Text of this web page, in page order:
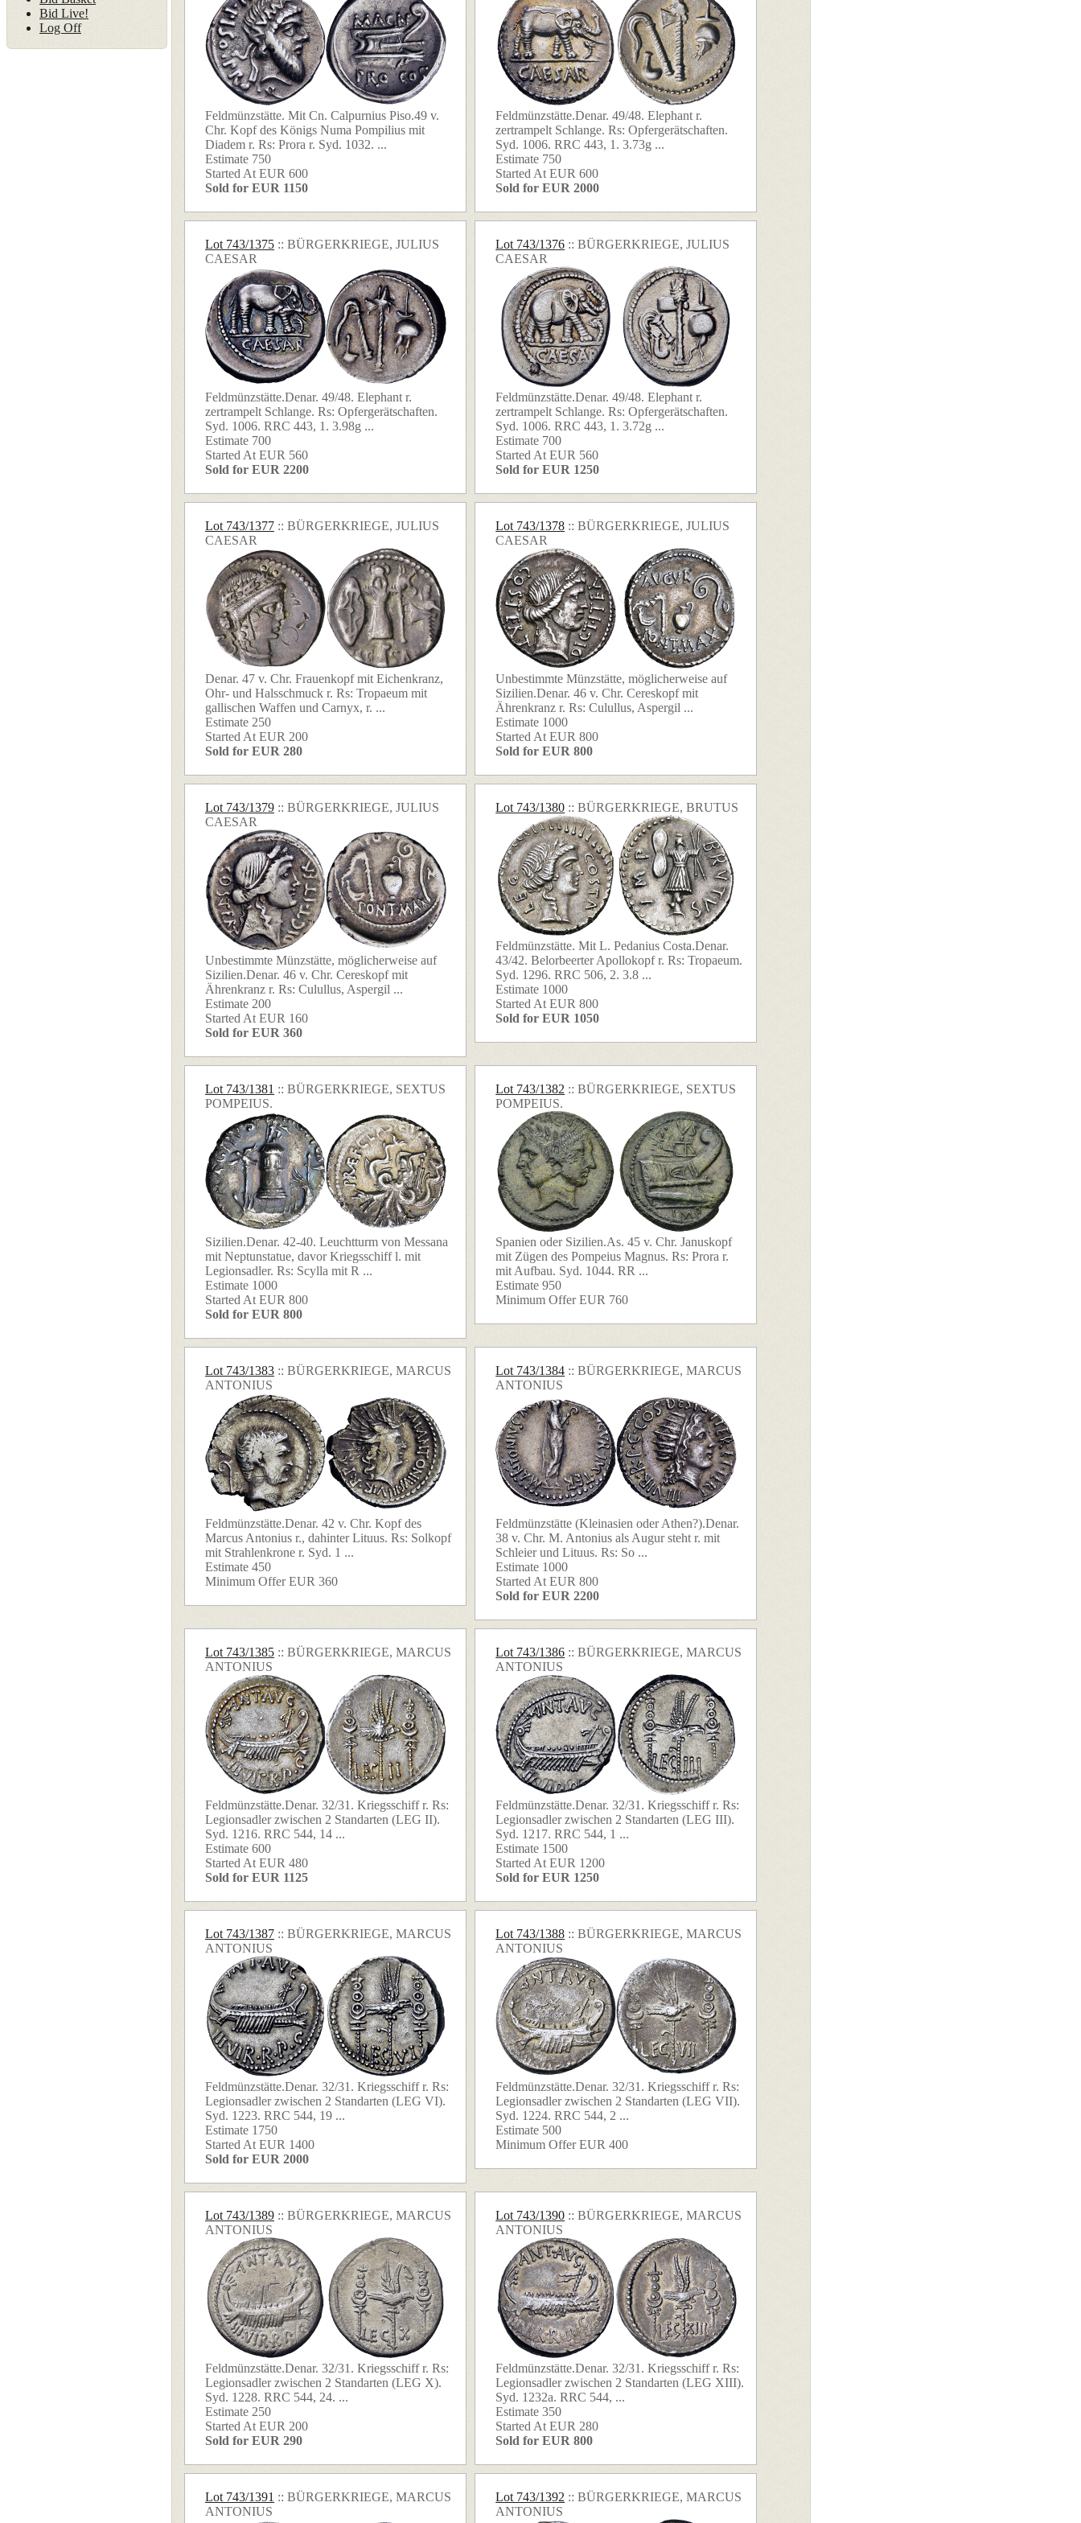
Feldmünzstätte. Mit Cn. Calpurnius Piso.49 v.
Chr. Kopf des Königs Numa Pompilius mit
Diadem r. Rs: Prora r. Syd. 1032. ...
Estimate 750
Started At EUR 600
Sold for EUR 1150
Feldmünzstätte.Denar. 49/48. Elephant r.
zertrampelt Schlange. Rs: Opfergerätschaften.
Syd. 1006. RRC 443, 1. 3.73g ...
Estimate 750
Started At EUR 600
Sold for EUR 2000
Lot 743/1375 :: BÜRGERKRIEGE, JULIUS
CAESAR
Feldmünzstätte.Denar. 49/48. Elephant r.
zertrampelt Schlange. Rs: Opfergerätschaften.
Syd. 1006. RRC 443, 1. 3.98g ...
Estimate 700
Started At EUR 560
Sold for EUR 2200
Lot 743/1376 :: BÜRGERKRIEGE, JULIUS
CAESAR
Feldmünzstätte.Denar. 49/48. Elephant r.
zertrampelt Schlange. Rs: Opfergerätschaften.
Syd. 1006. RRC 443, 1. 3.72g ...
Estimate 700
Started At EUR 560
Sold for EUR 1250
Lot 743/1377 :: BÜRGERKRIEGE, JULIUS
CAESAR
Denar. 47 v. Chr. Frauenkopf mit Eichenkranz,
Ohr- und Halsschmuck r. Rs: Tropaeum mit
gallischen Waffen und Carnyx, r. ...
Estimate 250
Started At EUR 200
Sold for EUR 280
Lot 743/1378 :: BÜRGERKRIEGE, JULIUS
CAESAR
Unbestimmte Münzstätte, möglicherweise auf
Sizilien.Denar. 46 v. Chr. Cereskopf mit
Ährenkranz r. Rs: Culullus, Aspergil ...
Estimate 1000
Started At EUR 800
Sold for EUR 800
Lot 743/1379 :: BÜRGERKRIEGE, JULIUS
CAESAR
Unbestimmte Münzstätte, möglicherweise auf
Sizilien.Denar. 46 v. Chr. Cereskopf mit
Ährenkranz r. Rs: Culullus, Aspergil ...
Estimate 200
Started At EUR 160
Sold for EUR 360
Lot 743/1380 :: BÜRGERKRIEGE, BRUTUS
Feldmünzstätte. Mit L. Pedanius Costa.Denar.
43/42. Belorbeerter Apollokopf r. Rs: Tropaeum.
Syd. 1296. RRC 506, 2. 3.8 ...
Estimate 1000
Started At EUR 800
Sold for EUR 1050
Lot 743/1381 :: BÜRGERKRIEGE, SEXTUS
POMPEIUS.
Sizilien.Denar. 42-40. Leuchtturm von Messana
mit Neptunstatue, davor Kriegsschiff l. mit
Legionsadler. Rs: Scylla mit R ...
Estimate 1000
Started At EUR 800
Sold for EUR 800
Lot 743/1382 :: BÜRGERKRIEGE, SEXTUS
POMPEIUS.
Spanien oder Sizilien.As. 45 v. Chr. Januskopf
mit Zügen des Pompeius Magnus. Rs: Prora r.
mit Aufbau. Syd. 1044. RR ...
Estimate 950
Minimum Offer EUR 760
Lot 743/1383 :: BÜRGERKRIEGE, MARCUS
ANTONIUS
Feldmünzstätte.Denar. 42 v. Chr. Kopf des
Marcus Antonius r., dahinter Lituus. Rs: Solkopf
mit Strahlenkrone r. Syd. 1 ...
Estimate 450
Minimum Offer EUR 360
Lot 743/1384 :: BÜRGERKRIEGE, MARCUS
ANTONIUS
Feldmünzstätte (Kleinasien oder Athen?).Denar.
38 v. Chr. M. Antonius als Augur steht r. mit
Schleier und Lituus. Rs: So ...
Estimate 1000
Started At EUR 800
Sold for EUR 2200
Lot 743/1385 :: BÜRGERKRIEGE, MARCUS
ANTONIUS
Feldmünzstätte.Denar. 32/31. Kriegsschiff r. Rs:
Legionsadler zwischen 2 Standarten (LEG II).
Syd. 1216. RRC 544, 14 ...
Estimate 600
Started At EUR 480
Sold for EUR 1125
Lot 743/1386 :: BÜRGERKRIEGE, MARCUS
ANTONIUS
Feldmünzstätte.Denar. 32/31. Kriegsschiff r. Rs:
Legionsadler zwischen 2 Standarten (LEG III).
Syd. 1217. RRC 544, 1 ...
Estimate 1500
Started At EUR 1200
Sold for EUR 1250
Lot 743/1387 :: BÜRGERKRIEGE, MARCUS
ANTONIUS
Feldmünzstätte.Denar. 32/31. Kriegsschiff r. Rs:
Legionsadler zwischen 2 Standarten (LEG VI).
Syd. 1223. RRC 544, 19 ...
Estimate 1750
Started At EUR 1400
Sold for EUR 2000
Lot 743/1388 :: BÜRGERKRIEGE, MARCUS
ANTONIUS
Feldmünzstätte.Denar. 32/31. Kriegsschiff r. Rs:
Legionsadler zwischen 2 Standarten (LEG VII).
Syd. 1224. RRC 544, 2 ...
Estimate 500
Minimum Offer EUR 400
Lot 743/1389 :: BÜRGERKRIEGE, MARCUS
ANTONIUS
Feldmünzstätte.Denar. 32/31. Kriegsschiff r. Rs:
Legionsadler zwischen 2 Standarten (LEG X).
Syd. 1228. RRC 544, 24. ...
Estimate 250
Started At EUR 200
Sold for EUR 290
Lot 743/1390 :: BÜRGERKRIEGE, MARCUS
ANTONIUS
Feldmünzstätte.Denar. 32/31. Kriegsschiff r. Rs:
Legionsadler zwischen 2 Standarten (LEG XIII).
Syd. 1232a. RRC 544, ...
Estimate 350
Started At EUR 280
Sold for EUR 800
Lot 743/1391 :: BÜRGERKRIEGE, MARCUS
ANTONIUS
Lot 743/1392 :: BÜRGERKRIEGE, MARCUS
ANTONIUS
Bid Live!
Log Off